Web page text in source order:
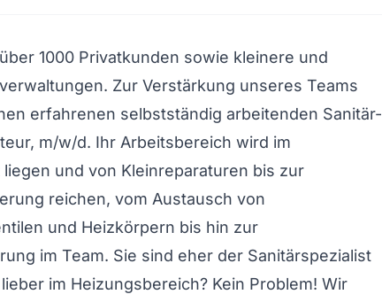
1000 Privatkunden sowie kleinere und
Zur Verstärkung unseres Teams
erfahrenen selbstständig arbeitenden Sanitär-
m/w/d. Ihr Arbeitsbereich wird im
und von Kleinreparaturen bis zur
reichen, vom Austausch von
und Heizkörpern bis hin zur
im Team. Sie sind eher der Sanitärspezialist
im Heizungsbereich? Kein Problem! Wir